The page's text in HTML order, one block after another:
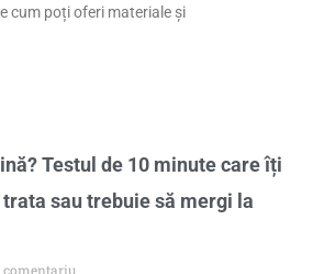
cum poți oferi materiale și
Testul de 10 minute care îți
sau trebuie să mergi la